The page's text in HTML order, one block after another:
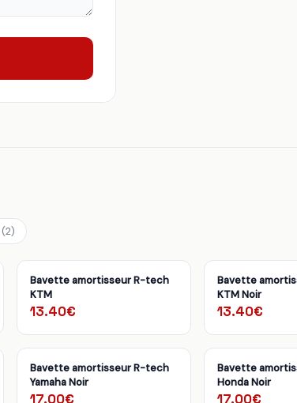
(2)
Bavette amortisseur R-tech
KTM
13.40€
Bavette
KTM Noir
13.40€
Bavette amortisseur R-tech
Yamaha Noir
17.00€
Bavette
Honda Noir
17.00€